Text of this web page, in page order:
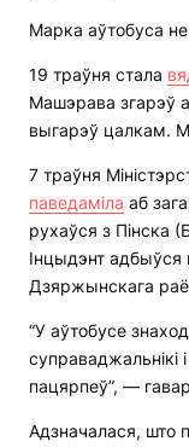
Марка аўтобуса
19 траўня стала
Машэрава згарэў
выгарэў цалкам.
7 траўня
паведаміла аб
рухаўся з Пінска
Інцыдэнт адбыўся
Дзяржынскага
“У аўтобусе
суправаджальнікі
пацярпеў”, —
Адзначалася, што